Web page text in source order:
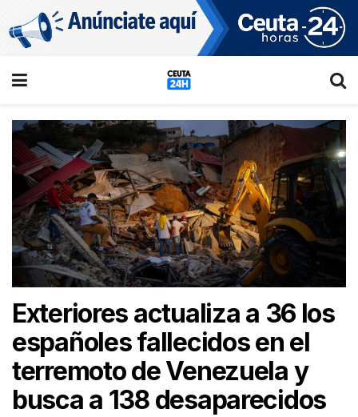
Exteriores actualiza a 36 los
españoles fallecidos en el
terremoto de Venezuela y
busca a 138 desaparecidos